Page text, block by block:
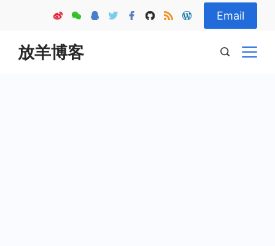
content
Email
放羊博客